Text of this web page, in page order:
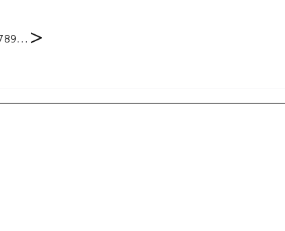
Pagination
Page
8Page
9… Page
suivante